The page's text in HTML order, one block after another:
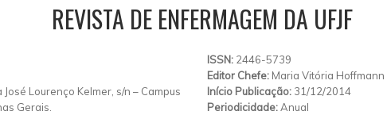
REVISTA DE ENFERMAGEM DA UFJF
José Lourenço Kelmer, s/n – Campus
Gerais.
ISSN: 2446-5739
Editor Chefe: Maria Vitória Hoffmann
Início Publicação: 31/12/2014
Periodicidade:Anual